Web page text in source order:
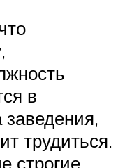
в
заведения,
трудиться.
строгие